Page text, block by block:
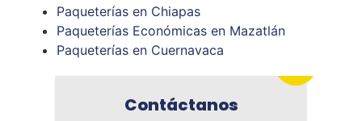
Paqueterías en Chiapas
Paqueterías Económicas en Mazatlán
Paqueterías en Cuernavaca
Contáctanos